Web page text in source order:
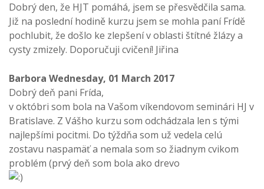
Dobrý den, že HJT pomáhá, jsem se přesvědčila sama.
Již na poslední hodině kurzu jsem se mohla paní Frídě
pochlubit, že došlo ke zlepšení v oblasti štítné žlázy a
cysty zmizely. Doporučuji cvičení! Jiřina
Barbora Wednesday, 01 March 2017
Dobrý deň pani Frída,
v októbri som bola na Vašom víkendovom seminári HJ v
Bratislave. Z Vášho kurzu som odchádzala len s tými
najlepšími pocitmi. Do týždňa som už vedela celú
zostavu naspamäť a nemala som so žiadnym cvikom
problém (prvý deň som bola ako drevo